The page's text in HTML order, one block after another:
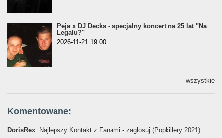
Peja x DJ Decks - specjalny koncert na 25 lat "Na
Legalu?"
2026-11-21 19:00
wszystkie
Komentowane:
DorisRex: Najlepszy Kontakt z Fanami - zagłosuj (Popkillery 2021)